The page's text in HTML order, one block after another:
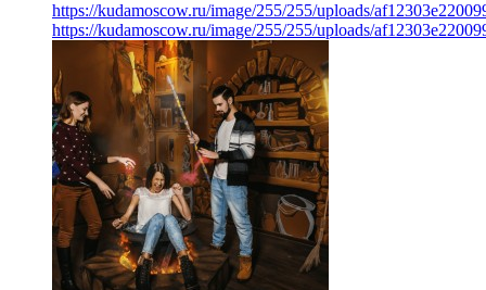
https://kudamoscow.ru/image/255/255/uploads/
https://kudamoscow.ru/image/255/255/uploads/